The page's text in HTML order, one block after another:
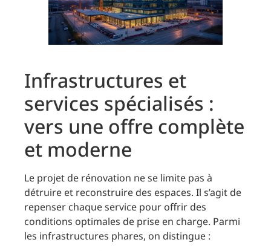
Infrastructures et
services spécialisés :
vers une offre complète
et moderne
Le projet de rénovation ne se limite pas à
détruire et reconstruire des espaces. Il s’agit de
repenser chaque service pour offrir des
conditions optimales de prise en charge. Parmi
les infrastructures phares, on distingue :